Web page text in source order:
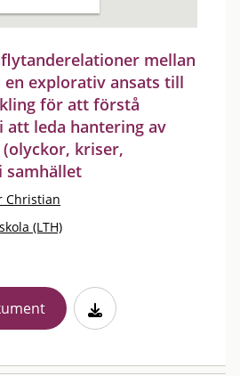
mellan
explorativ ansats till
för att förstå
att leda hantering av
kriser,
samhället
Christian
(LTH)